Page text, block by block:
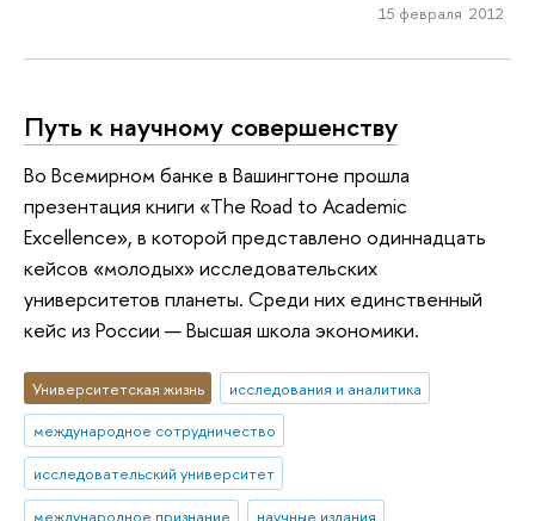
15 февраля 2012
Путь к научному совершенству
Во Всемирном банке в Вашингтоне прошла
презентация книги «The Road to Academic
Excellence», в которой представлено одиннадцать
кейсов «молодых» исследовательских
университетов планеты. Среди них единственный
кейс из России — Высшая школа экономики.
Университетская жизнь
исследования и аналитика
международное сотрудничество
исследовательский университет
международное признание
научные издания